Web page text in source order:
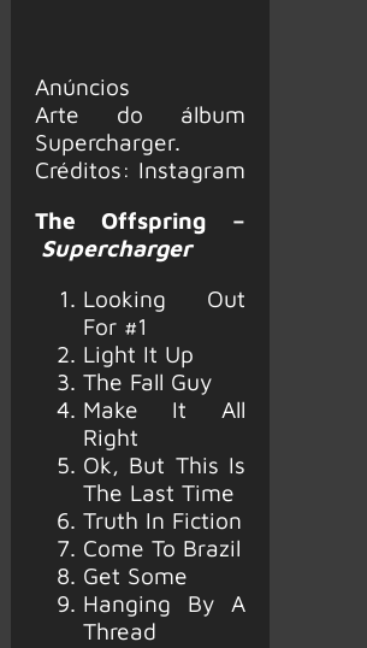
Anúncios
Arte do álbum
Supercharger.
Créditos: Instagram
The Offspring –
Supercharger
Looking Out
For #1
Light It Up
The Fall Guy
Make It All
Right
Ok, But This Is
The Last Time
Truth In Fiction
Come To Brazil
Get Some
Hanging By A
Thread